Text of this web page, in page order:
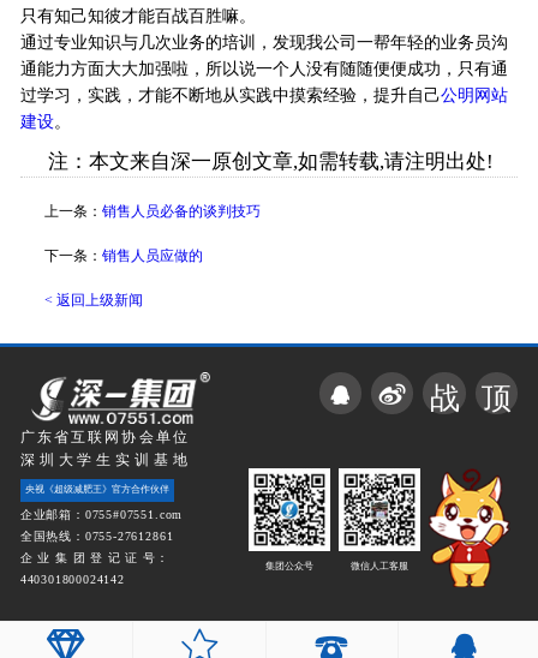
只有知己知彼才能百战百胜嘛。
通过专业知识与几次业务的培训，发现我公司一帮年轻的业务员沟
通能力方面大大加强啦，所以说一个人没有随随便便成功，只有通
过学习，实践，才能不断地从实践中摸索经验，提升自己公明网站
建设。
注：本文来自深一原创文章,如需转载,请注明出处!
上一条： 销售人员必备的谈判技巧
下一条： 销售人员应做的
< 返回上级新闻
广东省互联网协会单位
深圳大学生实训基地
央视《超级减肥王》官方合作伙伴
企业邮箱：0755#07551.com
全国热线：0755-27612861
企 业 集 团 登 记 证 号：
440301800024142
战 顶
集团公众号 微信人工客服